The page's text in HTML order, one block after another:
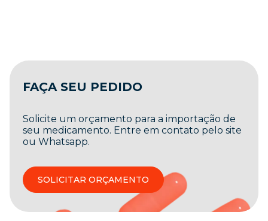
FAÇA SEU PEDIDO
Solicite um orçamento para a importação de
seu medicamento. Entre em contato pelo site
ou Whatsapp.
SOLICITAR ORÇAMENTO